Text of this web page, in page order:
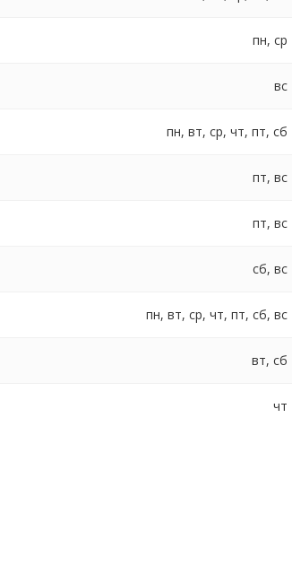
пн, ср
вс
пн, вт, ср, чт, пт, сб
пт, вс
пт, вс
сб, вс
пн, вт, ср, чт, пт, сб, вс
вт, сб
чт